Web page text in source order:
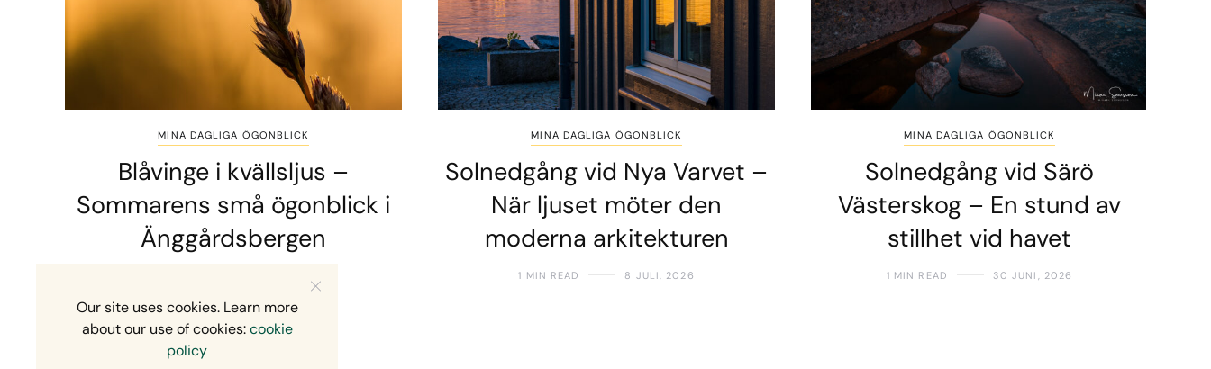
MINA DAGLIGA ÖGONBLICK
Blåvinge i kvällsljus –
Sommarens små ögonblick i
Änggårdsbergen
MINA DAGLIGA ÖGONBLICK
Solnedgång vid Nya Varvet –
När ljuset möter den
moderna arkitekturen
1 MIN READ 8 JULI, 2026
MINA DAGLIGA ÖGONBLICK
Solnedgång vid Särö
Västerskog – En stund av
stillhet vid havet
1 MIN READ 30 JUNI, 2026
Our site uses cookies. Learn more
about our use of cookies:cookie
policy